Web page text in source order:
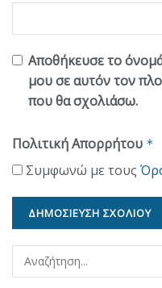
Αποθήκευσε το
μου σε αυτόν τον
που θα σχολιάσω.
Πολιτική Απορρήτου *
Συμφωνώ με τους